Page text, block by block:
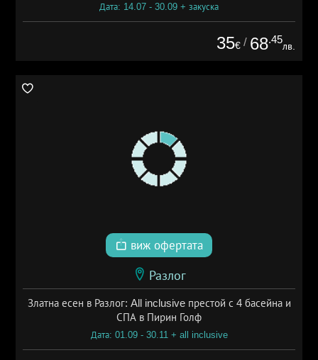
Дата: 14.07 - 30.09 + закуска
35€ / 68.45
лв.
виж офертата
Разлог
Златна есен в Разлог: All inclusive престой с 4 басейна и
СПА в Пирин Голф
Дата: 01.09 - 30.11 + all inclusive